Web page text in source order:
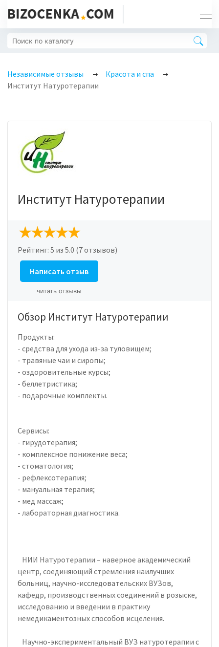
Независимые отзывы
Красота и спа
Институт Натуротерапии
Институт Натуротерапии
Рейтинг: 5 из 5.0 (7 отзывов)
Написать отзыв
читать отзывы
Обзор Институт Натуротерапии
Продукты:
- средства для ухода из-за туловищем;
- травяные чаи и сиропы;
- оздоровительные курсы;
- беллетристика;
- подарочные комплекты.
Сервисы:
- гирудотерапия;
- комплексное понижение веса;
- стоматология;
- рефлексотерапия;
- мануальная терапия;
- мед массаж;
- лабораторная диагностика.
НИИ Натуротерапии – наверное академический
центр, соединяющий стремления наилучших
больниц, научно-исследовательских ВУЗов,
кафедр, производственных соединений в розыске,
исследованию и введении в практику
немедикаментозных способов исцеления.
Научно-экспериментальный ВУЗ натуротерапии с